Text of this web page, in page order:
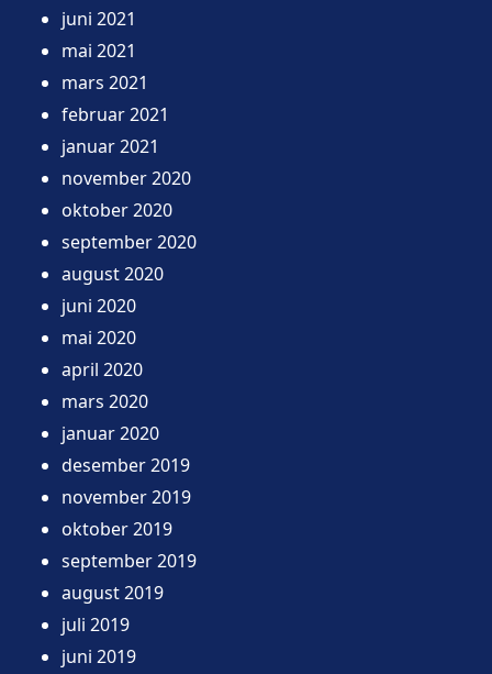
juni 2021
mai 2021
mars 2021
februar 2021
januar 2021
november 2020
oktober 2020
september 2020
august 2020
juni 2020
mai 2020
april 2020
mars 2020
januar 2020
desember 2019
november 2019
oktober 2019
september 2019
august 2019
juli 2019
juni 2019